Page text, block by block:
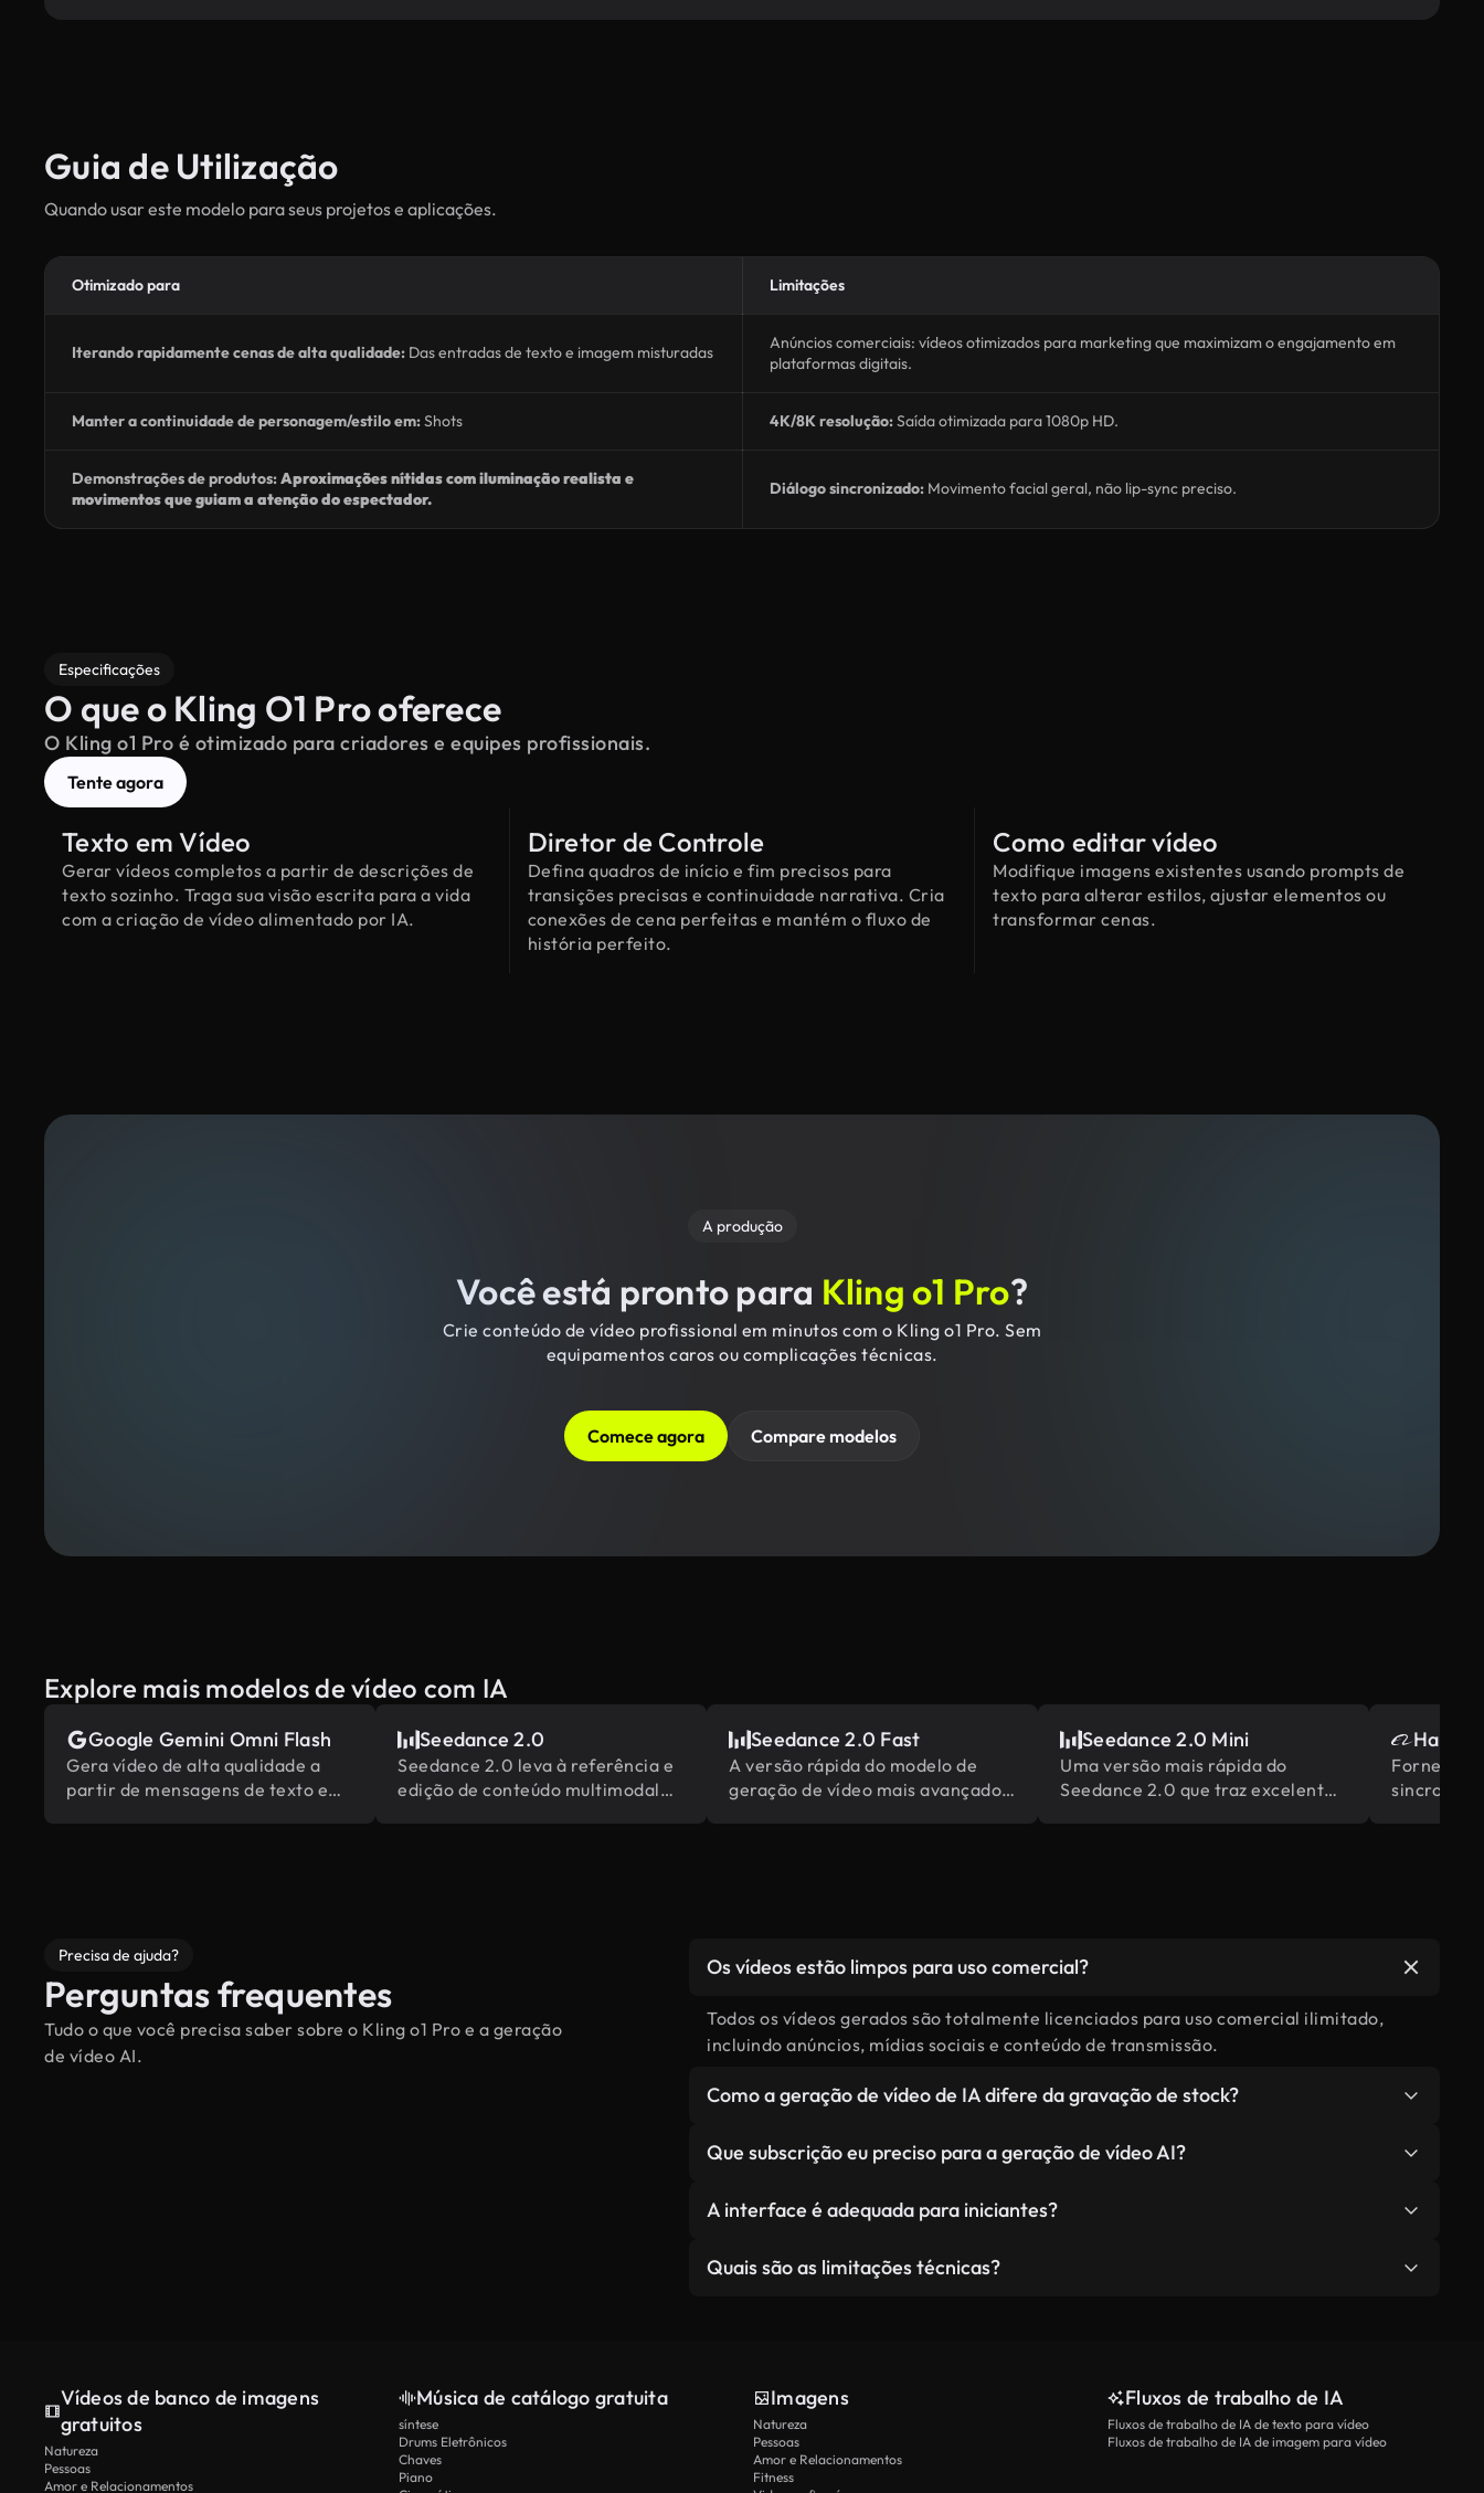
Guia de Utilização
Quando usar este modelo para seus projetos e aplicações.
Otimizado para Limitações
Iterando rapidamente cenas de alta qualidade: Das entradas de texto e imagem misturadas
Anúncios comerciais: vídeos otimizados para marketing que maximizam o engajamento em
plataformas digitais.
Manter a continuidade de personagem/estilo em:Shots 4K/8K resolução:Saída otimizada para 1080p HD.
Demonstrações de produtos:Aproximações nítidas com iluminação realista e
movimentos que guiam a atenção do espectador.
Diálogo sincronizado: Movimento facial geral, não lip-sync preciso.
Especificações
O que o Kling O1 Pro oferece
O Kling o1 Pro é otimizado para criadores e equipes profissionais.
Tente agora
Texto em Vídeo
Gerar vídeos completos a partir de descrições de
texto sozinho. Traga sua visão escrita para a vida
com a criação de vídeo alimentado por IA.
Diretor de Controle
Defina quadros de início e fim precisos para
transições precisas e continuidade narrativa. Cria
conexões de cena perfeitas e mantém o fluxo de
história perfeito.
Como editar vídeo
Modifique imagens existentes usando prompts de
texto para alterar estilos, ajustar elementos ou
transformar cenas.
A produção
Você está pronto para Kling o1 Pro?
Crie conteúdo de vídeo profissional em minutos com o Kling o1 Pro. Sem
equipamentos caros ou complicações técnicas.
Comece agora Compare modelos
Explore mais modelos de vídeo com IA
Google Gemini Omni Flash
Gera vídeo de alta qualidade a
partir de mensagens de texto e
Seedance 2.0
Seedance 2.0 leva à referência e
edição de conteúdo multimodal
Seedance 2.0 Fast
A versão rápida do modelo de
geração de vídeo mais avançado
Seedance 2.0 Mini
Uma versão mais rápida do
Seedance 2.0 que traz excelente
Happy
Fornece
Precisa de ajuda?
Perguntas frequentes
Tudo o que você precisa saber sobre o Kling o1 Pro e a geração
de vídeo AI.
Os vídeos estão limpos para uso comercial?
Todos os vídeos gerados são totalmente licenciados para uso comercial ilimitado,
incluindo anúncios, mídias sociais e conteúdo de transmissão.
Como a geração de vídeo de IA difere da gravação de stock?
ao contrário de pesquisar através de bibliotecas de estoque pré-existentes,
restrições de licenciamento.
Que subscrição eu preciso para a geração de vídeo AI?
Plus recebem limites padrão para criadores individuais, os membros Pro recebem
de processamento prioritário e capacidade máxima.
A interface é adequada para iniciantes?
em edição de vídeo. Simplesmente descreva sua visão em linguagem natural e deixe a
Quais são as limitações técnicas?
Vídeos de banco de imagens
gratuitos
Natureza
Pessoas
Amor e Relacionamentos
Música de catálogo gratuita
síntese
Drums Eletrônicos
Chaves
Piano
Imagens
Natureza
Pessoas
Amor e Relacionamentos
Fitness
Fluxos de trabalho de IA
Fluxos de trabalho de IA de texto para vídeo
Fluxos de trabalho de IA de imagem para vídeo